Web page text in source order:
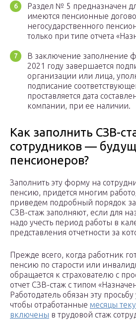
Раздел № 5 предназначен
имеются пенсионные
негосударственного
только при типе отчета
В заключение заполнение
2021 году завершается
организации или лица,
подписание
проставляется дата
компании, при ее наличии.
Как заполнить СЗВ-
сотрудников —
пенсионеров?
Заполнить эту форму на
пенсию, придется многим
приведем подробный порядок
СЗВ-стаж заполняют, если для
надо учесть период работы в
представления отчетности за
Прежде всего, когда работник
пенсию по старости или
обращается к страхователю с
отчет СЗВ-стаж с типом
Работодатель обязан эту
чтобы отработанные месяцы
включены в трудовой стаж